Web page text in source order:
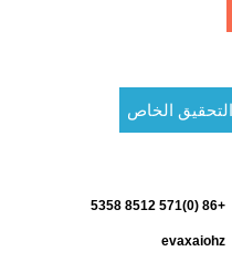
الخاص
+86 (0)571 8512 5358
evaxaiohz